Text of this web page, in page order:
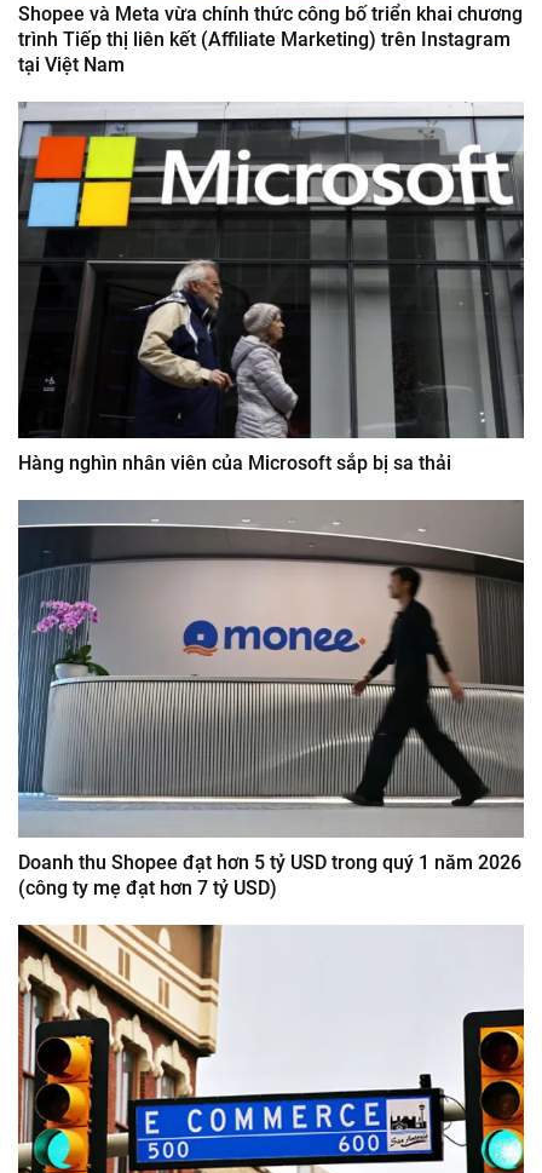
Shopee và Meta vừa chính thức công bố triển khai chương
trình Tiếp thị liên kết (Affiliate Marketing) trên Instagram
tại Việt Nam
Hàng nghìn nhân viên của Microsoft sắp bị sa thải
Doanh thu Shopee đạt hơn 5 tỷ USD trong quý 1 năm 2026
(công ty mẹ đạt hơn 7 tỷ USD)